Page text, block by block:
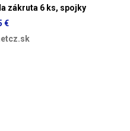
zákruta 6 ks, spojky
€